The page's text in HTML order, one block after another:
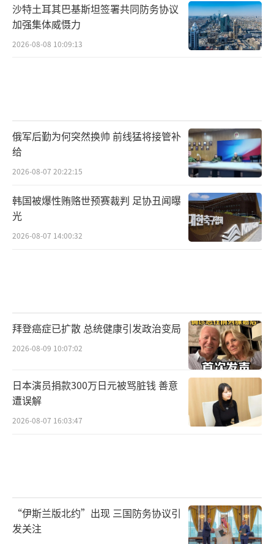
沙特土耳其巴基斯坦签署共同防务协议
加强集体威慑力
2026-08-08 10:09:13
俄军后勤为何突然换帅 前线猛将接管补
给
2026-08-07 20:22:15
韩国被爆性贿赂世预赛裁判 足协丑闻曝
光
2026-08-07 14:00:32
拜登癌症已扩散 总统健康引发政治变局
2026-08-09 10:07:02
日本演员捐款300万日元被骂脏钱 善意
遭误解
2026-08-07 16:03:47
“伊斯兰版北约”出现 三国防务协议引
发关注